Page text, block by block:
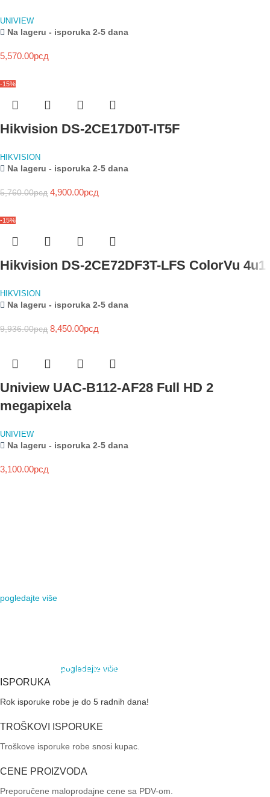
UNIVIEW
Na lageru - isporuka 2-5 dana
5,570.00рсд
-15%
Hikvision DS-2CE17D0T-IT5F
HIKVISION
Na lageru - isporuka 2-5 dana
5,760.00рсд 4,900.00рсд
-15%
Hikvision DS-2CE72DF3T-LFS ColorVu 4u1
HIKVISION
Na lageru - isporuka 2-5 dana
9,936.00рсд 8,450.00рсд
Uniview UAC-B112-AF28 Full HD 2
megapixela
UNIVIEW
Na lageru - isporuka 2-5 dana
3,100.00рсд
pogledajte više
VIDI VIŠE
pogledajte više
MOTORI ZA KLIZNE
KAPIJE
ISPORUKA
Rok isporuke robe je do 5 radnih dana!
TROŠKOVI ISPORUKE
Troškove isporuke robe snosi kupac.
CENE PROIZVODA
Preporučene maloprodajne cene sa PDV-om.